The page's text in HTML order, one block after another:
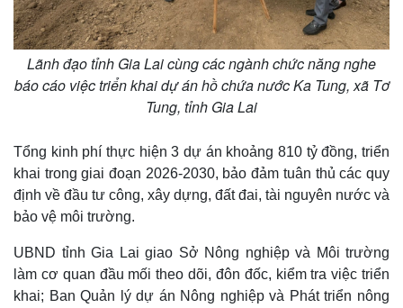
Lãnh đạo tỉnh Gia Lai cùng các ngành chức năng nghe
báo cáo việc triển khai dự án hồ chứa nước Ka Tung, xã Tơ
Tung, tỉnh Gia Lai
Tổng kinh phí thực hiện 3 dự án khoảng 810 tỷ đồng, triển
khai trong giai đoạn 2026-2030, bảo đảm tuân thủ các quy
định về đầu tư công, xây dựng, đất đai, tài nguyên nước và
bảo vệ môi trường.
UBND tỉnh Gia Lai giao Sở Nông nghiệp và Môi trường
làm cơ quan đầu mối theo dõi, đôn đốc, kiểm tra việc triển
khai; Ban Quản lý dự án Nông nghiệp và Phát triển nông